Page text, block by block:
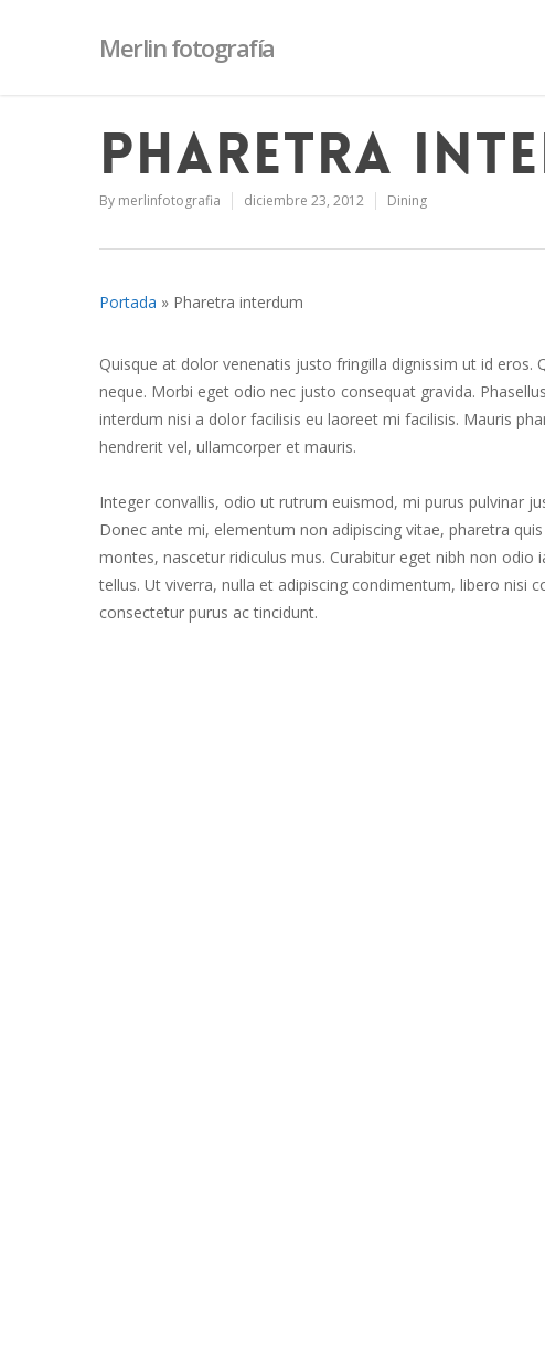
Merlin fotografía
Pharetra
By merlinfotografia diciembre 23, 2012 Dining
Portada » Pharetra interdum
Quisque at dolor venenatis justo fringilla dignissim ut id eros.
neque. Morbi eget odio nec justo consequat gravida.
interdum nisi a dolor facilisis eu laoreet mi facilisis. Mauris
hendrerit vel, ullamcorper et mauris.
Integer convallis, odio ut rutrum euismod, mi purus pulvinar
Donec ante mi, elementum non adipiscing vitae, pharetra
montes, nascetur ridiculus mus. Curabitur eget nibh non
tellus. Ut viverra, nulla et adipiscing condimentum, libero nisi
consectetur purus ac tincidunt.